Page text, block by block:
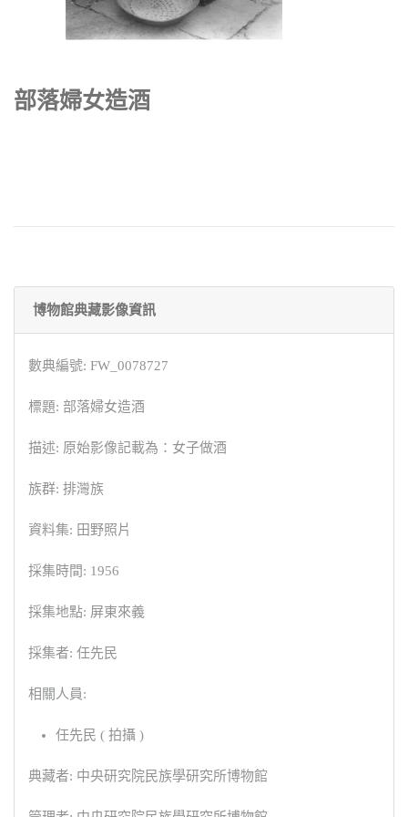
部落婦女造酒
博物館典藏影像資訊
數典編號: FW_0078727
標題: 部落婦女造酒
描述: 原始影像記載為：女子做酒
族群: 排灣族
資料集: 田野照片
採集時間: 1956
採集地點: 屏東來義
採集者: 任先民
相關人員:
任先民 ( 拍攝 )
典藏者: 中央研究院民族學研究所博物館